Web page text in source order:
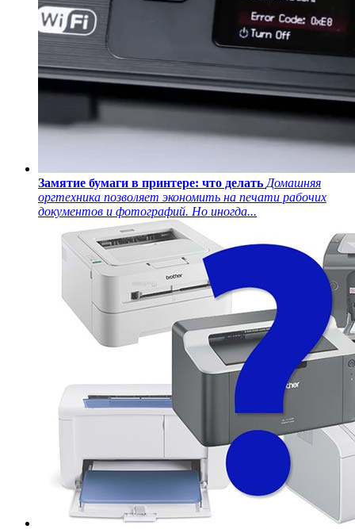
Замятие бумаги в принтере: что делать Домашняя
оргтехника позволяет экономить на печати рабочих
документов и фотографий. Но иногда...